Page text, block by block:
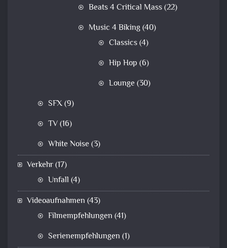
Beats 4 Critical Mass(22)
Music 4 Biking(40)
Classics(4)
Hip Hop (6)
Lounge (30)
SFX(9)
TV(16)
White Noise (3)
Verkehr(17)
Unfall (4)
Videoaufnahmen (43)
Filmempfehlungen (41)
Serienempfehlungen (1)